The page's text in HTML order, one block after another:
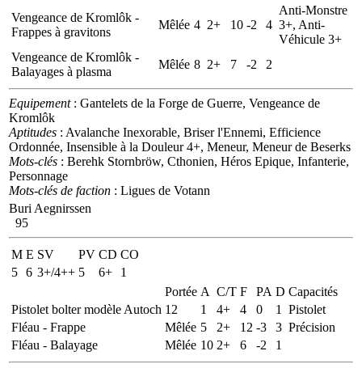
Vengeance de Kromlôk -
Frappes à gravitons
Mêlée 4 2+ 10 -2 4
Anti-Monstre
3+, Anti-
Véhicule 3+
Vengeance de Kromlôk -
Balayages à plasma
Mêlée 8 2+ 7 -2 2
Equipement: Gantelets de la Forge de Guerre, Vengeance de
Kromlôk
Aptitudes : Avalanche Inexorable, Briser l'Ennemi, Efficience
Ordonnée, Insensible à la Douleur 4+, Meneur, Meneur de Beserks
Mots-clés : Berehk Stornbröw, Cthonien, Héros Epique, Infanterie,
Personnage
Mots-clés de faction : Ligues de Votann
Buri Aegnirssen
95
M E SV PV CD CO
5 6 3+/4++ 5 6+
1
Portée A C/T F PA D Capacités
Pistolet bolter modèle Autoch 12 1 4+ 4 0 1
Pistolet
Fléau - Frappe
Mêlée 5 2+ 12 -3 3 Précision
Fléau - Balayage
Mêlée 10 2+ 6 -2 1